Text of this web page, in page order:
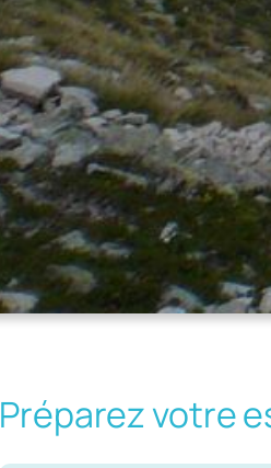
Préparez votre